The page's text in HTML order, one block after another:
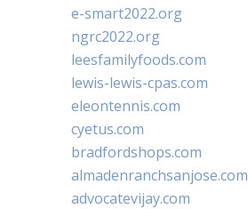
e-smart2022.org
ngrc2022.org
leesfamilyfoods.com
lewis-lewis-cpas.com
eleontennis.com
cyetus.com
bradfordshops.com
almadenranchsanjose.com
advocatevijay.com